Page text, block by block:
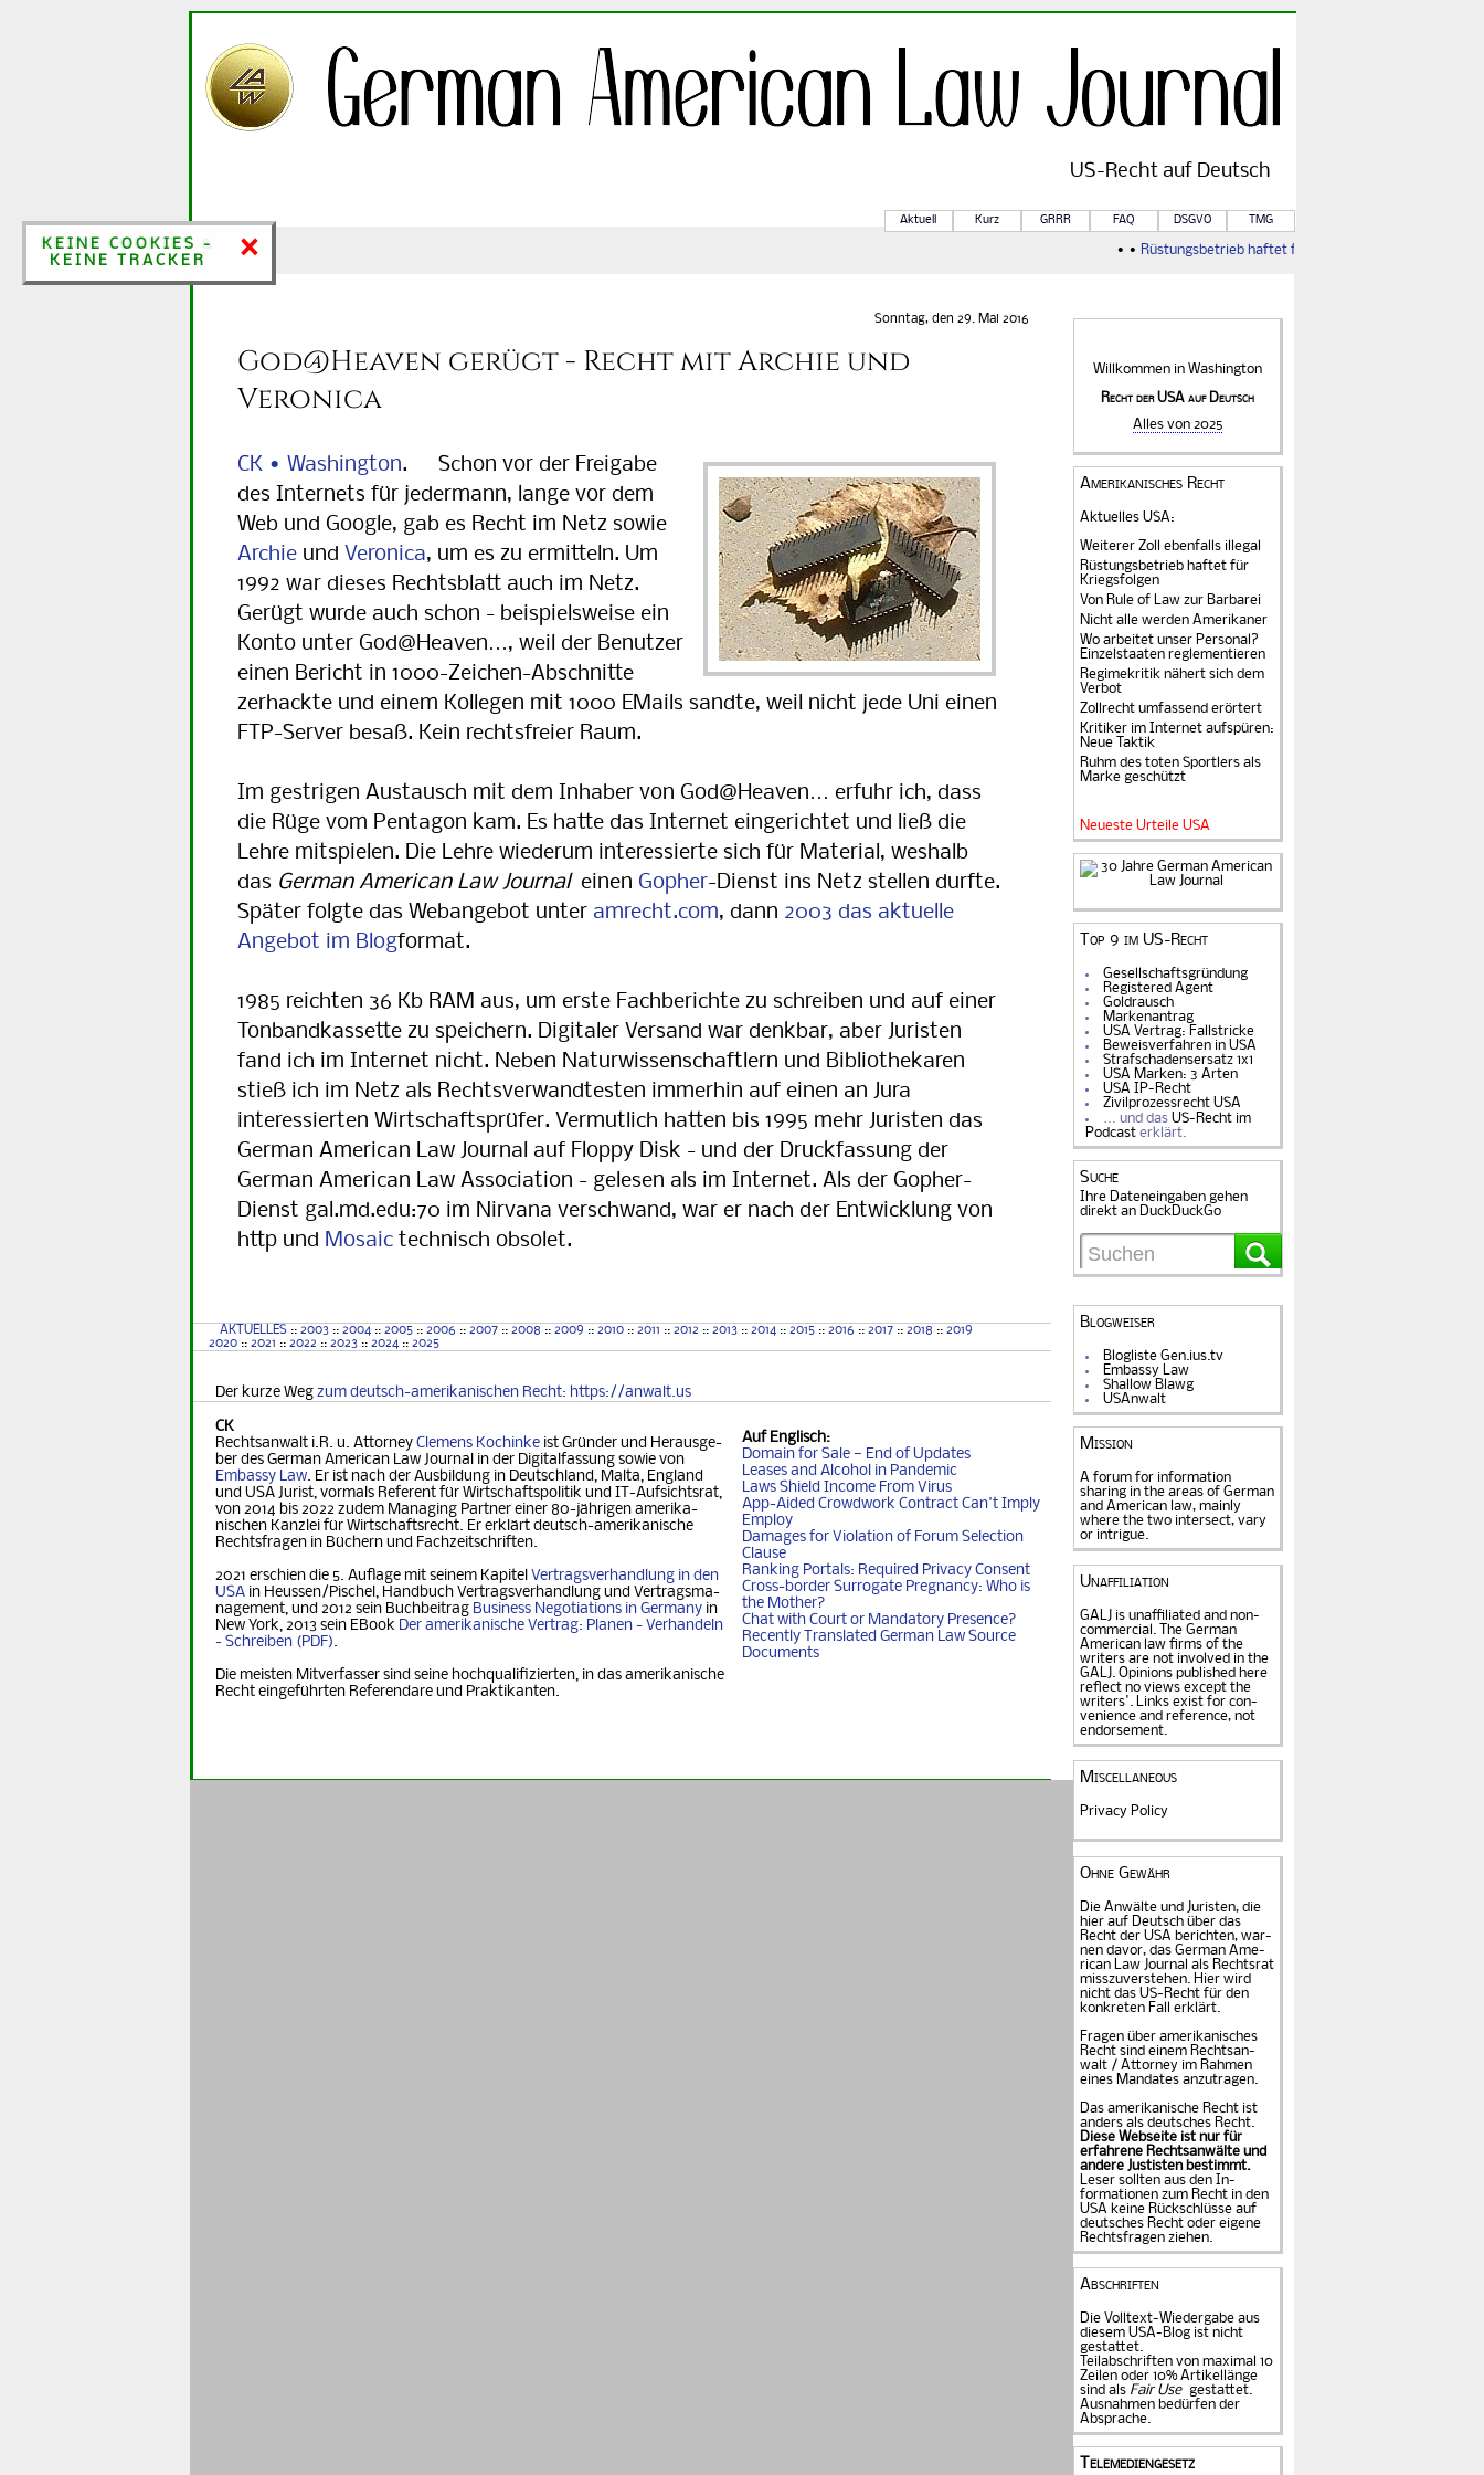
×
KEINE COOKIES &
KEINE TRACKER
US-Rechtauf Deutsch
Aktuell Kurz GRRR FAQ DSGVO TMG
• • Rüstungsbetrieb haftet für Kriegsfolgen
Sonntag, den 29. Mai 2016
God@Heaven gerügt - Recht mit Archie und
Veronica
CK • Washington. Schon vor der Freigabe
des Internets für jedermann, lange vor dem
Web und Google, gab es Recht im Netz sowie
Archie und Veronica, um es zu ermitteln. Um
1992 war dieses Rechtsblatt auch im Netz.
Gerügt wur­de auch schon - beispielsweise ein
Konto unter God@Heaven…, weil der Benutzer
einen Be­richt in 1000-Zeichen-Abschnitte
zerhackte und einem Kollegen mit 1000 EMails sandte, weil nicht jede Uni einen
FTP-Server besaß. Kein rechtsfreier Raum.
Im gestrigen Austausch mit dem Inhaber von God@Heaven… erfuhr ich, dass
die Rüge vom Pentagon kam. Es hatte das Internet eingerichtet und ließ die
Lehre mitspielen. Die Lehre wiederum interessierte sich für Materi­al, weshalb
das German American Law Journal einen Gopher-Dienst ins Netz stellen durfte.
Später folgte das Webangebot unter amrecht.com, dann 2003 das aktuelle
Angebot im Blogformat.
1985 reichten 36 Kb RAM aus, um erste Fachberichte zu schreiben und auf einer
Tonbandkassette zu speichern. Digitaler Versand war denkbar, aber Juristen
fand ich im Internet nicht. Neben Naturwissenschaftlern und Bibliothekaren
stieß ich im Netz als Rechtsverwandtesten immerhin auf einen an Jura
interessierten Wirtschaftsprüfer. Vermutlich hatten bis 1995 mehr Juristen das
German American Law Journal auf Floppy Disk - und der Druckfassung der
German American Law Association - gelesen als im Internet. Als der Gopher-
Dienst gal.md.edu:70 im Nirvana verschwand, war er nach der Entwicklung von
http und Mosaic technisch obsolet.
AKTUELLES :: 2003 :: 2004 :: 2005 :: 2006 :: 2007 :: 2008 :: 2009 :: 2010 :: 2011 :: 2012 :: 2013 :: 2014 :: 2015 :: 2016 :: 2017 :: 2018 :: 2019
2020 :: 2021 :: 2022 :: 2023 :: 2024 :: 2025
Der kurze Weg zum deutsch-amerikanischen Recht: https://anwalt.us
Auf Englisch:
Domain for Sale — End of Updates
Leases and Alcohol in Pandemic
Laws Shield Income From Virus
App-Aided Crowdwork Contract Can't Imply
Employ
Damages for Violation of Forum Selection
Clause
Ranking Portals: Required Privacy Consent
Cross-border Surrogate Pregnancy: Who is
the Mother?
Chat with Court or Mandatory Presence?
Recently Translated German Law Source
Documents
CK
Rechtsanwalt i.R. u. Attorney Clemens Kochinke ist Gründer und Her­aus­ge­
ber des German Ame­ri­can Law Journal in der Digitalfassung so­wie von
Embassy Law. Er ist nach der Ausbildung in Deutschland, Mal­ta, Eng­land
und USA Jurist, vormals Referent für Wirt­schafts­politik und IT-Auf­sichtsrat,
von 2014 bis 2022 zudem Managing Part­ner einer 80-jäh­ri­gen ame­ri­ka­
nischen Kanzlei für Wirtschaftsrecht. Er erklärt deutsch-ame­ri­ka­ni­sche
Rechts­fra­gen in Büchern und Fachzeitschriften.
2021 erschien die 5. Auflage mit seinem Kapitel Vertragsverhandlung in den
USA in Heus­sen/Pischel, Handbuch Vertragsverhandlung und Ver­trags­ma­
na­ge­ment, und 2012 sein Buchbeitrag Business Nego­ti­ati­ons in Ger­ma­ny in
New York, 2013 sein EBook Der ame­ri­ka­ni­sche Vertrag: Planen - Ver­han­deln
- Schreiben
.
Die meisten Mitverfasser sind seine hochqualifizierten, in das amerikanische
Recht eingeführten Referendare und Praktikanten.
Willkommen in Washington
Recht der USA auf Deutsch
Alles von 2025
Amerikanisches Recht
Aktuelles USA:
Weiterer Zoll ebenfalls illegal
Rüstungsbetrieb haftet für
Kriegsfolgen
Von Rule of Law zur Barbarei
Nicht alle werden Amerikaner
Wo arbeitet unser Personal?
Einzelstaaten reglementieren
Regimekritik nähert sich dem
Verbot
Zollrecht umfassend erörtert
Kritiker im Internet aufspüren:
Neue Taktik
Ruhm des toten Sportlers als
Marke geschützt
Neueste Urteile USA
Top 9 im US-Recht
Gesellschaftsgründung
Registered Agent
Goldrausch
Markenantrag
USA Vertrag: Fallstricke
Beweisverfahren in USA
Strafschadensersatz 1x1
USA Marken: 3 Arten
USA IP-Recht
Zivilprozessrecht USA
… und dasUS-Recht im
Podcast erklärt.
Suche
Ihre Dateneingaben gehen
direkt an DuckDuckGo
Blogweiser
Blogliste Gen.ius.tv
Embassy Law
Shallow Blawg
USAnwalt
Mission
A forum for information
sharing in the areas of German
and American law, mainly
where the two intersect, vary
or intrigue.
Unaffiliation
GALJ is unaffiliated and non-
commercial. The Ger­man
American law firms of the
writers are not in­volved in the
GALJ. Opi­nions published here
reflect no views except the
writers'. Links exist for con­
venience and refe­rence, not
endorse­ment.
Miscellaneous
Privacy Policy
Ohne Gewähr
Die Anwälte und Juristen, die
hier auf Deutsch über das
Recht der USA be­rich­ten, war­
nen davor, das German Ame­
rican Law Journal als Rechts­rat
miss­zu­verstehen. Hier wird
nicht das US-Recht für den
konkreten Fall er­klärt.
Fragen über amerika­ni­sches
Recht sind einem Rechts­an­
walt / Attorney im Rahmen
eines Mandates an­zu­tragen.
Das amerikanische Recht ist
anders als deutsches Recht.
Diese Webseite ist nur für
erfahrene Rechtsanwälte und
andere Justisten be­stimmt.
Leser sollten aus den In­
formationen zum Recht in den
USA keine Rückschlüsse auf
deutsches Recht oder eigene
Rechtsfragen ziehen.
Abschriften
Die Volltext-Wiedergabe aus
diesem USA-Blog ist nicht
gestattet.
Teilabschriften von maximal 10
Zeilen oder 10% Artikellänge
sind als Fair Use
gestattet.
Ausnahmen bedürfen der
Absprache.
Telemediengesetz
×
KEINE COOKIES -
KEINE TRACKER